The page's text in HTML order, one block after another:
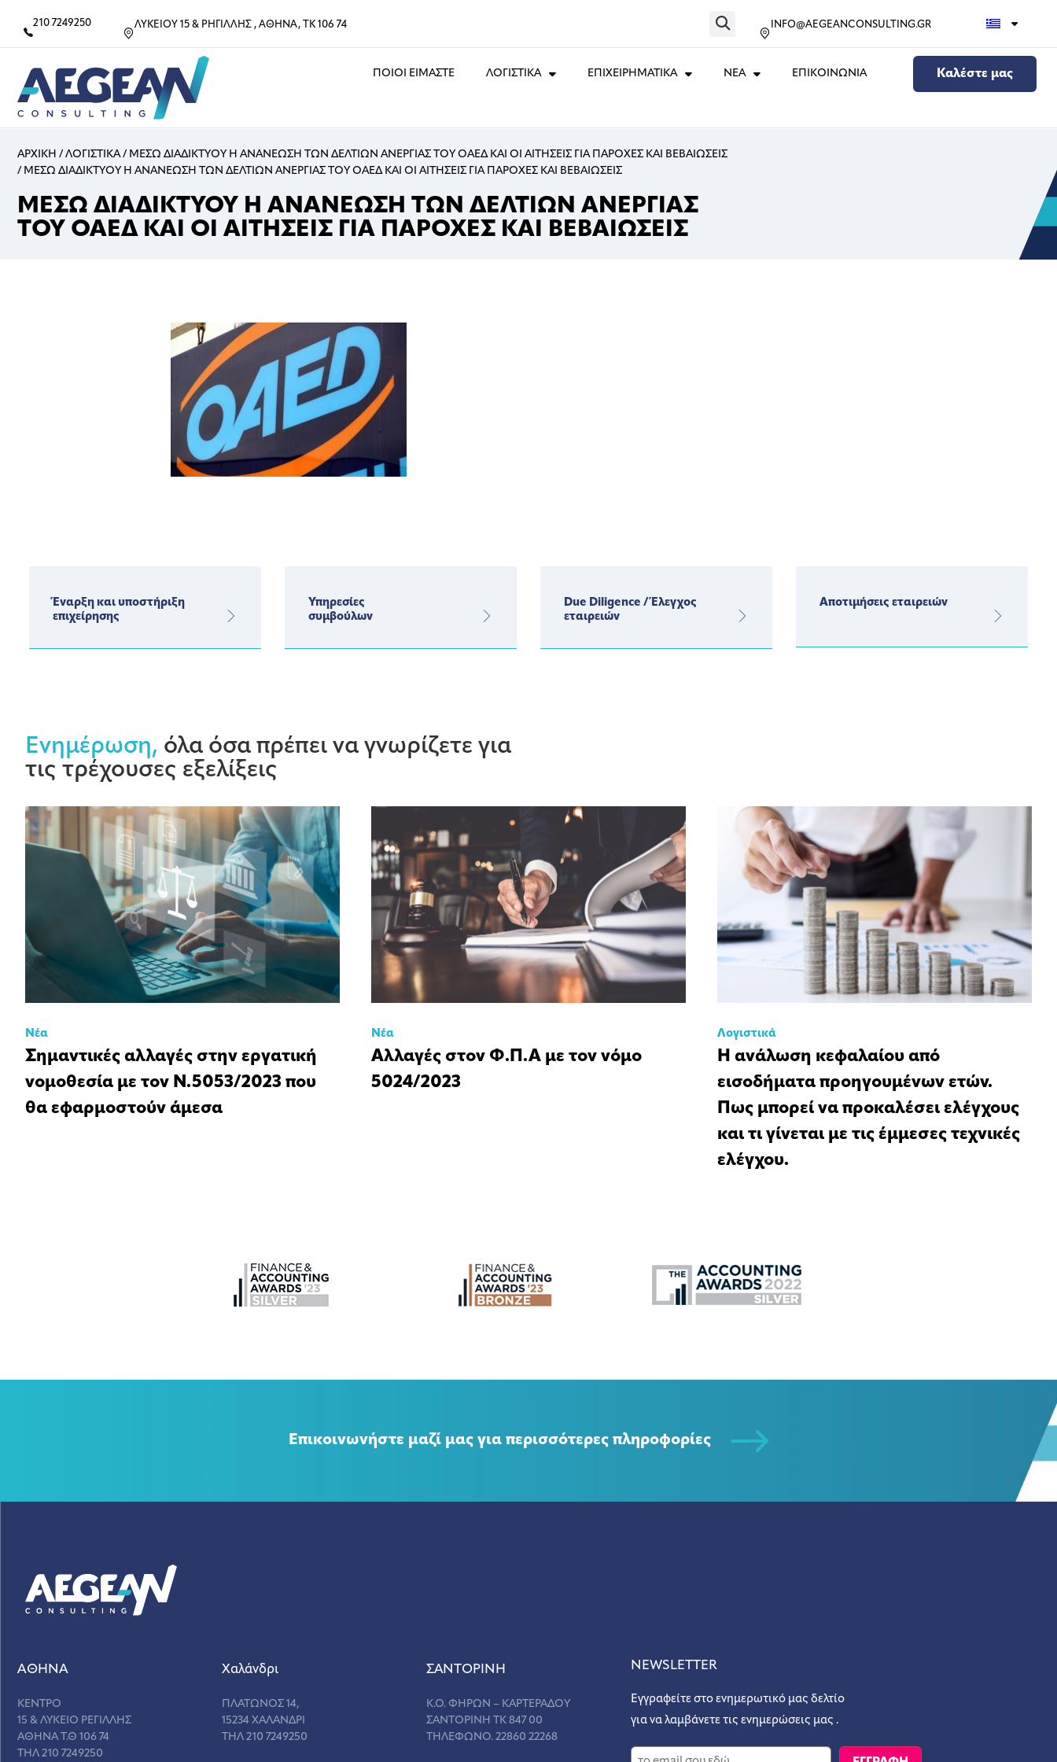
210 7249250 ΛΥΚΕΙΟΥ 15 & ΡΗΓΙΛΛΗΣ , ΑΘΗΝΑ, ΤΚ 106 74 INFO@AEGEANCONSULTING.GR
ΠΟΙΟΙ ΕΙΜΑΣΤΕ ΛΟΓΙΣΤΙΚΑ ΕΠΙΧΕΙΡΗΜΑΤΙΚΑ ΝΕΑ ΕΠΙΚΟΙΝΩΝΙΑ Καλέστε μας
ΑΡΧΙΚΗ / ΛΟΓΙΣΤΙΚΑ/ ΜΕΣΩ ΔΙΑΔΙΚΤΥΟΥ Η ΑΝΑΝΕΩΣΗ ΤΩΝ ΔΕΛΤΙΩΝ ΑΝΕΡΓΙΑΣ ΤΟΥ ΟΑΕΔ ΚΑΙ ΟΙ ΑΙΤΗΣΕΙΣ ΓΙΑ ΠΑΡΟΧΕΣ ΚΑΙ ΒΕΒΑΙΩΣΕΙΣ
/ ΜΕΣΩ ΔΙΑΔΙΚΤΥΟΥ Η ΑΝΑΝΕΩΣΗ ΤΩΝ ΔΕΛΤΙΩΝ ΑΝΕΡΓΙΑΣ ΤΟΥ ΟΑΕΔ ΚΑΙ ΟΙ ΑΙΤΗΣΕΙΣ ΓΙΑ ΠΑΡΟΧΕΣ ΚΑΙ ΒΕΒΑΙΩΣΕΙΣ
ΜΕΣΩ ΔΙΑΔΙΚΤΥΟΥ Η ΑΝΑΝΕΩΣΗ ΤΩΝ ΔΕΛΤΙΩΝ ΑΝΕΡΓΙΑΣ
ΤΟΥ ΟΑΕΔ ΚΑΙ ΟΙ ΑΙΤΗΣΕΙΣ ΓΙΑ ΠΑΡΟΧΕΣ ΚΑΙ ΒΕΒΑΙΩΣΕΙΣ
Έναρξη και υποστήριξη
επιχείρησης
Υπηρεσίες
συμβούλων
Due Diligence / Έλεγχος
εταιρειών
Αποτιμήσεις εταιρειών
Ενημέρωση, όλα όσα πρέπει να γνωρίζετε για
τις τρέχουσες εξελίξεις
Νέα
Σημαντικές αλλαγές στην εργατική
νομοθεσία με τον Ν.5053/2023 που
θα εφαρμοστούν άμεσα
Νέα
Αλλαγές στον Φ.Π.Α με τον νόμο
5024/2023
Λογιστικά
Η ανάλωση κεφαλαίου από
εισοδήματα προηγουμένων ετών.
Πως μπορεί να προκαλέσει ελέγχους
και τι γίνεται με τις έμμεσες τεχνικές
ελέγχου.
Επικοινωνήστε μαζί μας για περισσότερες πληροφορίες
ΑΘΗΝΑ
ΚΕΝΤΡΟ
15 & ΛΥΚΕΙΟ ΡΕΓΙΛΛΗΣ
ΑΘΗΝΑ Τ.Θ 106 74
ΤΗΛ 210 7249250
Χαλάνδρι
ΠΛΑΤΩΝΟΣ 14,
15234 ΧΑΛΑΝΔΡΙ
ΤΗΛ 210 7249250
ΣANΤΟΡΙΝΗ
Κ.Ο. ΦΗΡΩΝ – ΚΑΡΤΕΡΑΔΟΥ
ΣΑΝΤΟΡΙΝΗ ΤΚ 847 00
ΤΗΛΕΦΩΝΟ. 22860 22268
NEWSLETTER
Εγγραφείτε στο ενημερωτικό μας δελτίο
για να λαμβάνετε τις ενημερώσεις μας .